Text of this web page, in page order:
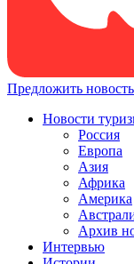
Предложить новость
Новости
Россия
Европа
Азия
Африка
Америка
Архив
Интервью